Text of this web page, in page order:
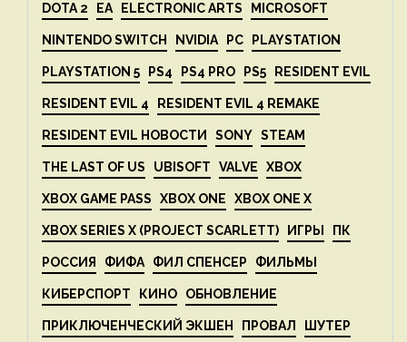
DOTA 2 EA ELECTRONIC ARTS MICROSOFT
NINTENDO SWITCH NVIDIA PC PLAYSTATION
PLAYSTATION 5 PS4 PS4 PRO PS5 RESIDENT EVIL
RESIDENT EVIL 4 RESIDENT EVIL 4 REMAKE
RESIDENT EVIL НОВОСТИ SONY STEAM
THE LAST OF US UBISOFT VALVE XBOX
XBOX GAME PASS XBOX ONE XBOX ONE X
XBOX SERIES X (PROJECT SCARLETT) ИГРЫ ПК
РОССИЯ ФИФА ФИЛ СПЕНСЕР ФИЛЬМЫ
КИБЕРСПОРТ КИНО ОБНОВЛЕНИЕ
ПРИКЛЮЧЕНЧЕСКИЙ ЭКШЕН ПРОВАЛ ШУТЕР